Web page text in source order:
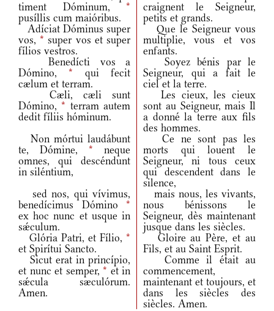
timent Dóminum, *
pusíllis cum maióribus.
craignent le Seigneur,
petits et grands.
Adíciat Dóminus super
vos,* super vos et super
fílios vestros.
Que le Seigneur vous
multiplie, vous et vos
enfants.
Benedícti vos a
Dómino,* qui fecit
cælum et terram.
Soyez bénis par le
Seigneur, qui a fait le
ciel et la terre.
Cæli, cæli sunt
Dómino,* terram autem
dedit fíliis hóminum.
Les cieux, les cieux
sont au Seigneur, mais Il
a donné la terre aux fils
des hommes.
Non mórtui laudábunt
te, Dómine, * neque
omnes, qui descéndunt
in siléntium,
Ce ne sont pas les
morts qui louent le
Seigneur, ni tous ceux
qui descendent dans le
silence,
sed nos, qui vívimus,
benedícimus Dómino *
ex hoc nunc et usque in
sǽculum.
mais nous, les vivants,
nous bénissons le
Seigneur, dès maintenant
jusque dans les siècles.
Glória Patri, et Fílio, *
et Spirítui Sancto.
Gloire au Père, et au
Fils, et au Saint Esprit.
Sicut erat in princípio,
et nunc et semper, * et in
sǽcula sæculórum.
Amen.
Comme il était au
commencement,
maintenant et toujours, et
dans les siècles des
siècles. Amen.